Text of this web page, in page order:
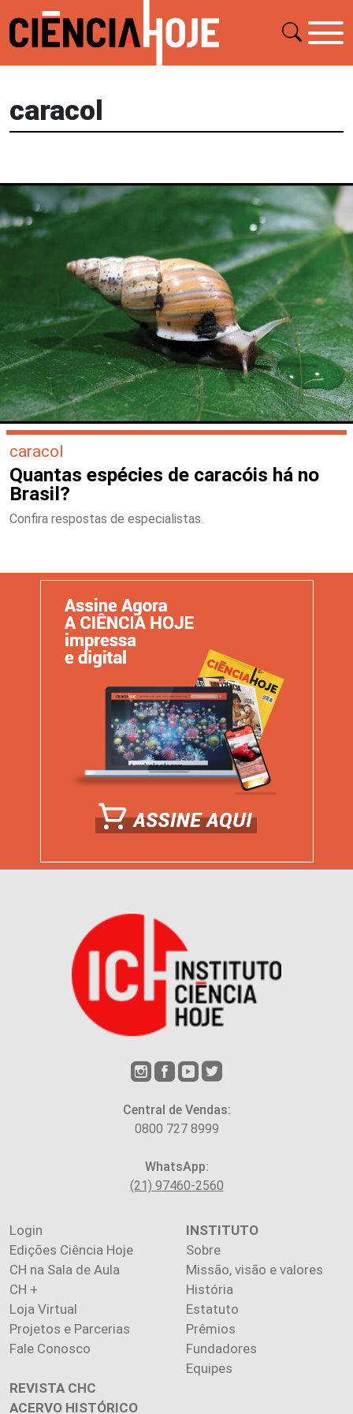
caracol
caracol
Quantas espécies de caracóis há no
Brasil?
Confira respostas de especialistas.
Central de Vendas:
0800 727 8999
WhatsApp:
(21) 97460-2560
Login
Edições Ciência Hoje
CH na Sala de Aula
CH +
Loja Virtual
Projetos e Parcerias
Fale Conosco
INSTITUTO
Sobre
Missão, visão e valores
História
Estatuto
Prêmios
Fundadores
Equipes
REVISTA CHC
ACERVO HISTÓRICO